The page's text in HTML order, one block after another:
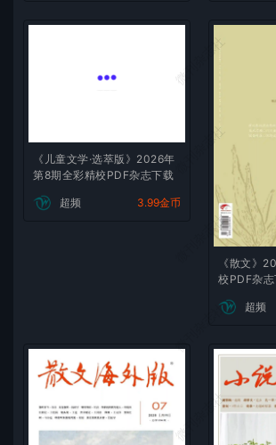
《儿童文学·选萃版》2026年
第8期全彩精校PDF杂志下载
超频 3.99金币
《散文》
校PDF杂
超频
微刊杂志社
微刊杂志社
微刊杂志社
微刊杂志社
微刊杂志社